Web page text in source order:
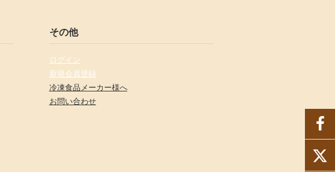
その他
ログイン
新規会員登録
冷凍食品メーカー様へ
お問い合わせ